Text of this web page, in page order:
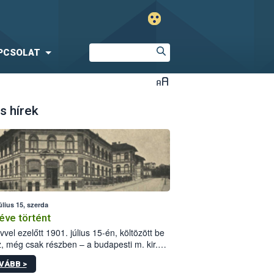
hírek
15, szerda
történt
ezelőtt 1901. július 15-én, költözött be
még csak részben – a budapesti m. kir.
állomás a Kis Rókus utca
alatti, Czigler Győző által tervezett új
>